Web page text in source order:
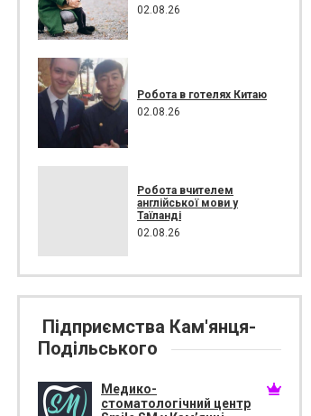
02.08.26
Робота в готелях Китаю
02.08.26
Робота вчителем
англійської мови у
Таїланді
02.08.26
Підприємства Кам'янця-
Подільського
Медико-
стоматологічний центр